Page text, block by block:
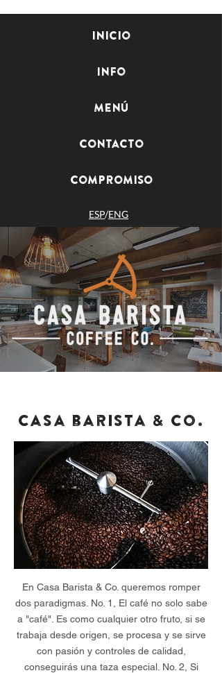
Inicio
Info
Menú
Contacto
Compromiso
ESP/ENG
Casa barista & Co.
En Casa Barista & Co. queremos romper
dos paradigmas. No. 1, El café no solo sabe
a "café". Es como cualquier otro fruto, si se
trabaja desde origen, se procesa y se sirve
con pasión y controles de calidad,
conseguirás una taza especial. No. 2, Si